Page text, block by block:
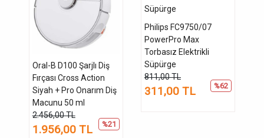
Oral-B D100 Şarjlı Diş
Fırçası Cross Action
Siyah + Pro Onarım Diş
Macunu 50 ml
2.456,00 TL
%21
1.956,00 TL
Philips FC9750/07
PowerPro Max
Torbasız Elektrikli
Süpürge
811,00 TL
%62
311,00 TL